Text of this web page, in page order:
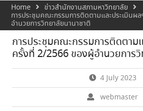
Home
ข่าวสำนักงานสภามหาวิทยาลัย
การประชุมคณะกรรมการติดตามและประเมิน
อำนวยการวิทยาลัยนานาชาติ
การประชุมคณะกรรมการติดตาม
ครั้งที่ 2/2566 ของผู้อำนวยการ
4 July 2023
webmaster